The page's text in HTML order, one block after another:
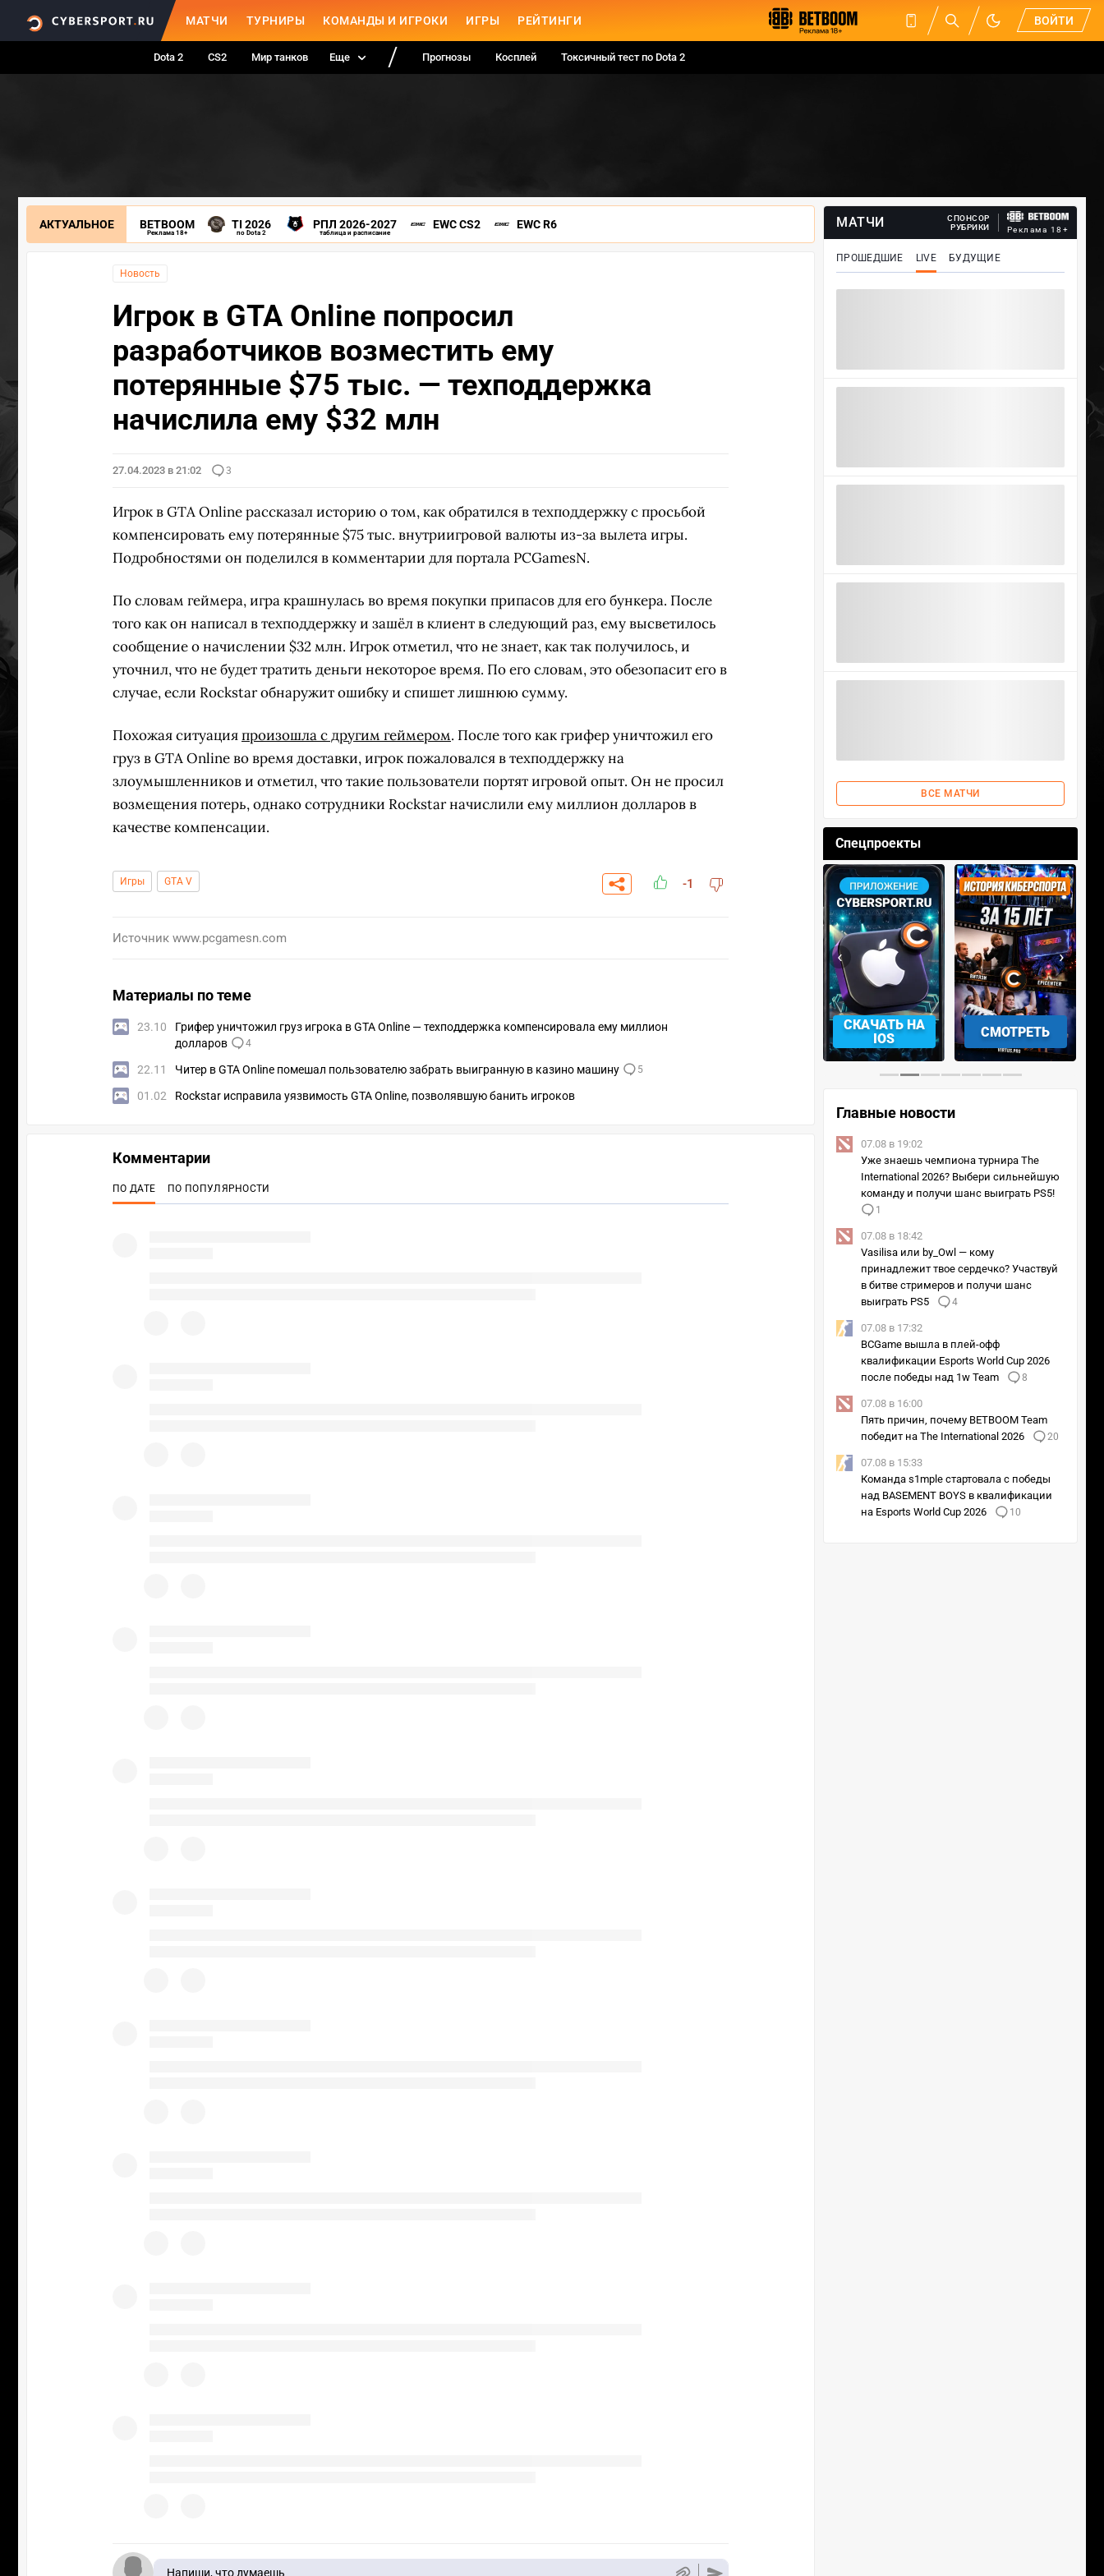
МАТЧИ ТУРНИРЫ КОМАНДЫ И ИГРОКИ ИГРЫ РЕЙТИНГИ ВОЙТИ
Dota 2 CS2 Мир танков Еще Прогнозы Косплей Токсичный тест по Dota 2
АКТУАЛЬНОЕ BETBOOM
Реклама 18+
TI 2026
по Dota 2
РПЛ 2026-2027
таблица и расписание
EWC CS2 EWC R6
Новость
Игрок в GTA Online попросил
разработчиков возместить ему
потерянные $75 тыс. — техподдержка
начислила ему $32 млн
27.04.2023 в 21:02 3
Игрок в GTA Online рассказал историю о том, как обратился в техподдержку c просьбой
компенсировать ему потерянные $75 тыс. внутриигровой валюты из-за вылета игры.
Подробностями он поделился в комментарии для портала PCGamesN.
По словам геймера, игра крашнулась во время покупки припасов для его бункера. После
того как он написал в техподдержку и зашёл в клиент в следующий раз, ему высветилось
сообщение о начислении $32 млн. Игрок отметил, что не знает, как так получилось, и
уточнил, что не будет тратить деньги некоторое время. По его словам, это обезопасит его в
случае, если Rockstar обнаружит ошибку и спишет лишнюю сумму.
Похожая ситуацияпроизошла с другим геймером. После того как грифер уничтожил его
груз в GTA Online во время доставки, игрок пожаловался в техподдержку на
злоумышленников и отметил, что такие пользователи портят игровой опыт. Он не просил
возмещения потерь, однако сотрудники Rockstar начислили ему миллион долларов в
качестве компенсации.
Игры GTA V -1
Источник www.pcgamesn.com
Материалы по теме
23.10
Грифер уничтожил груз игрока в GTA Online — техподдержка компенсировала ему миллион
долларов
4
22.11 Читер в GTA Online помешал пользователю забрать выигранную в казино машину 5
01.02 Rockstar исправила уязвимость GTA Online, позволявшую банить игроков
МАТЧИ
СПОНСОР
РУБРИКИ
Реклама 18+
ПРОШЕДШИЕ LIVE БУДУЩИЕ
ВСЕ МАТЧИ
Спецпроекты
ПЕРЕЙТИ ВЫБРАТЬ
СКАЧАТЬ НА
ANDROID
СМОТРЕТЬ УЧАСТВОВАТЬ
‹ ›
Главные новости
07.08 в 19:02
Уже знаешь чемпиона турнира The
International 2026? Выбери сильнейшую
команду и получи шанс выиграть PS5!
1
07.08 в 18:42
Vasilisa или by_Owl — кому
принадлежит твое сердечко? Участвуй
в битве стримеров и получи шанс
выиграть PS5
4
07.08 в 17:32
BCGame вышла в плей-офф
квалификации Esports World Cup 2026
после победы над 1w Team
8
07.08 в 16:00
Пять причин, почему BETBOOM Team
победит на The International 2026
20
07.08 в 15:33
Команда s1mple стартовала с победы
над BASEMENT BOYS в квалификации
на Esports World Cup 2026
10
Комментарии
ПО ДАТЕ ПО ПОПУЛЯРНОСТИ
Напиши, что думаешь